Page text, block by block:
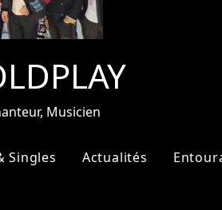
Musicien
Singles Actualités